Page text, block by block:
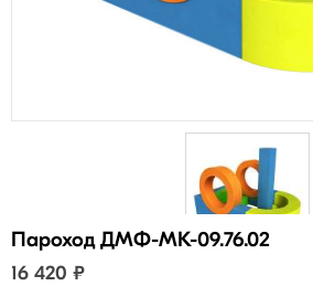
Пароход ДМФ-МК-09.76.02
16 420 ₽